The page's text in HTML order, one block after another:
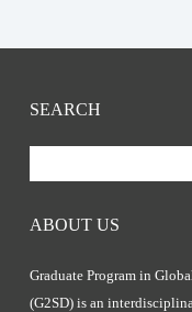
SEARCH
ABOUT US
Graduate Program in
(G2SD) is an